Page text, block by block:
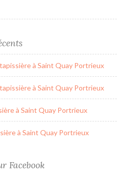
à Saint Quay Portrieux
à Saint Quay Portrieux
à Saint Quay Portrieux
à Saint Quay Portrieux
Facebook